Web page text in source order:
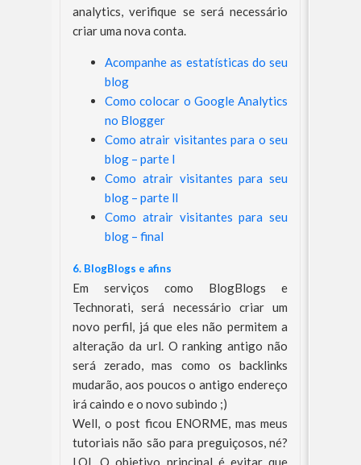
analytics, verifique se será necessário
criar uma nova conta.
Acompanhe as estatísticas do seu
blog
Como colocar o Google Analytics
no Blogger
Como atrair visitantes para o seu
blog – parte l
Como atrair visitantes para seu
blog – parte ll
Como atrair visitantes para seu
blog – final
6. BlogBlogs e afins
Em serviços como BlogBlogs e
Technorati, será necessário criar um
novo perfil, já que eles não permitem a
alteração da url. O ranking antigo não
será zerado, mas como os backlinks
mudarão, aos poucos o antigo endereço
irá caindo e o novo subindo ;)
Well, o post ficou ENORME, mas meus
tutoriais não são para preguiçosos, né?
LOL O objetivo principal é evitar que